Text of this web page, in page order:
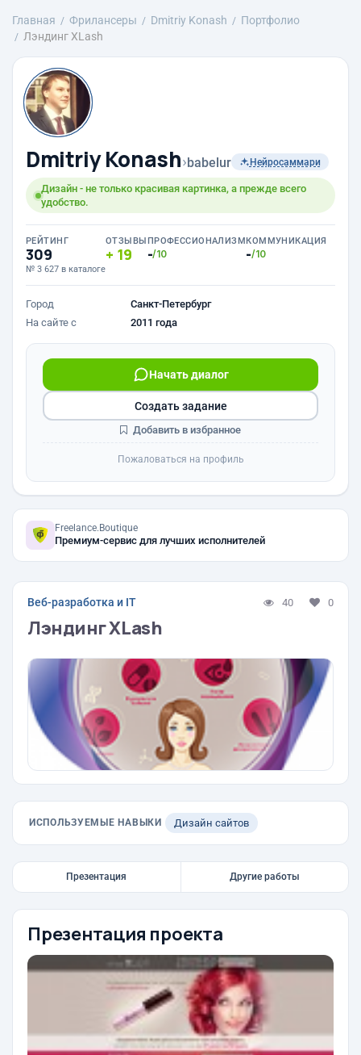
Главная Фрилансеры Dmitriy Konash
Портфолио
Лэндинг XLash
Dmitriy Konash›babelur Нейросаммари
Дизайн - не только красивая картинка, а прежде всего
удобство.
РЕЙТИНГ
309
№ 3 627 в каталоге
ОТЗЫВЫ
19
ПРОФЕССИОНАЛИЗМ
-/10
КОММУНИКАЦИЯ
-/10
Город
Санкт-Петербург
На сайте с
2011 года
Начать диалог
Создать задание
Добавить в избранное
Пожаловаться на профиль
Freelance.Boutique
Премиум-сервис для лучших исполнителей
Веб-разработка и IT 40 0
Лэндинг XLash
ИСПОЛЬЗУЕМЫЕ НАВЫКИ Дизайн сайтов
Презентация Другие работы
Презентация проекта